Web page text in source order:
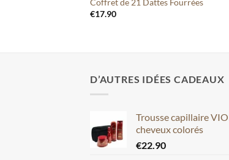
€17.90
D’AUTRES IDÉES CADEAUX
Trousse capillaire
cheveux colorés
€22.90